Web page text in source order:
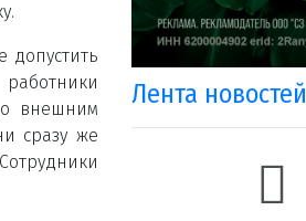
допустить
внешним
сразу же
Лента новостей